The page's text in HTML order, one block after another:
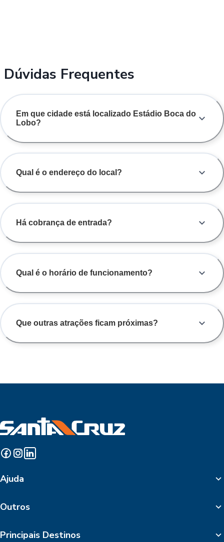
Dúvidas Frequentes
Em que cidade está localizado Estádio Boca do
Lobo?
Qual é o endereço do local?
Há cobrança de entrada?
Qual é o horário de funcionamento?
Que outras atrações ficam próximas?
Ajuda
Outros
Principais Destinos